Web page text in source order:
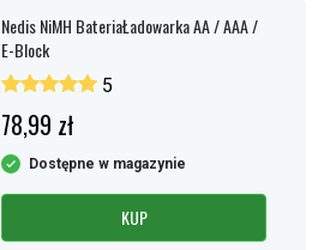
Nedis NiMH BateriaŁadowarka AA / AAA /
E-Block
5
78,99 zł
Dostępne w magazynie
KUP